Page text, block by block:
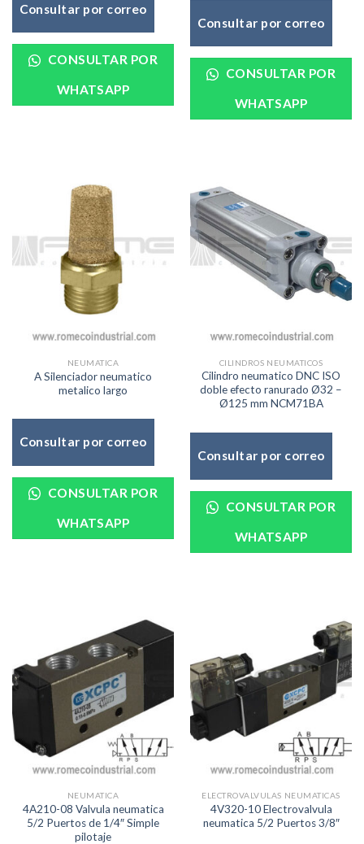
Consultar por correo
CONSULTAR POR
WHATSAPP
Consultar por correo
CONSULTAR POR
WHATSAPP
NEUMATICA
A Silenciador neumatico
metalico largo
Consultar por correo
CONSULTAR POR
WHATSAPP
CILINDROS NEUMATICOS
Cilindro neumatico DNC ISO
doble efecto ranurado Ø32 –
Ø125 mm NCM71BA
Consultar por correo
CONSULTAR POR
WHATSAPP
NEUMATICA
4A210-08 Valvula neumatica
5/2 Puertos de 1/4″ Simple
pilotaje
ELECTROVALVULAS NEUMATICAS
4V320-10 Electrovalvula
neumatica 5/2 Puertos 3/8″